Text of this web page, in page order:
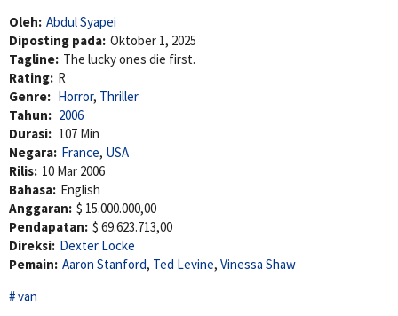
Oleh: Abdul Syapei
Diposting pada: Oktober 1, 2025
Tagline: The lucky ones die first.
Rating: R
Genre: Horror, Thriller
Tahun: 2006
Durasi: 107 Min
Negara: France, USA
Rilis: 10 Mar 2006
Bahasa: English
Anggaran: $ 15.000.000,00
Pendapatan: $ 69.623.713,00
Direksi: Dexter Locke
Pemain: Aaron Stanford, Ted Levine, Vinessa Shaw
van